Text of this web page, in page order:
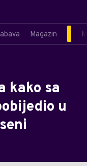
Magazin
kako sa
u